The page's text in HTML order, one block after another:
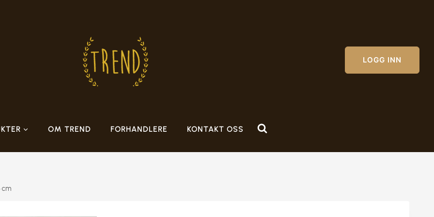
LOGG INN
OM TREND FORHANDLERE KONTAKT OSS
cm